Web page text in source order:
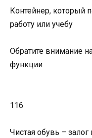
Контейнер, который
работу или учебу
Обратите внимание
функции
116
Чистая обувь – залог